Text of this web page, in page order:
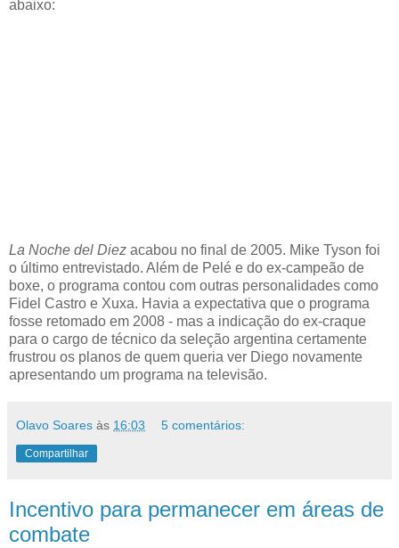
abaixo:
La Noche del Diez acabou no final de 2005. Mike Tyson foi
o último entrevistado. Além de Pelé e do ex-campeão de
boxe, o programa contou com outras personalidades como
Fidel Castro e Xuxa. Havia a expectativa que o programa
fosse retomado em 2008 - mas a indicação do ex-craque
para o cargo de técnico da seleção argentina certamente
frustrou os planos de quem queria ver Diego novamente
apresentando um programa na televisão.
Olavo Soares às 16:03 5 comentários:
Compartilhar
Incentivo para permanecer em áreas de
combate